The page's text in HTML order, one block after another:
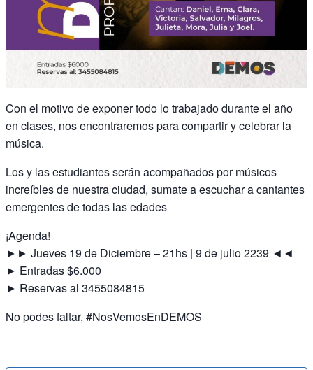
Con el motivo de exponer todo lo trabajado durante el año
en clases, nos encontraremos para compartir y celebrar la
música.
Los y las estudiantes serán acompañados por músicos
increíbles de nuestra ciudad, sumate a escuchar a cantantes
emergentes de todas las edades
¡Agenda!
►► Jueves 19 de Diciembre – 21hs | 9 de julio 2239 ◄◄
► Entradas $6.000
► Reservas al 3455084815
No podes faltar, #NosVemosEnDEMOS